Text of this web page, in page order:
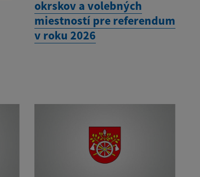
okrskov a volebných
miestností pre referendum
v roku 2026